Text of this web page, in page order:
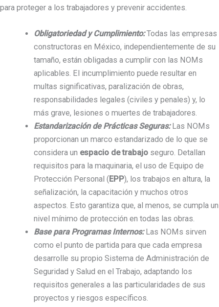
para proteger a los trabajadores y prevenir accidentes.
Obligatoriedad y Cumplimiento:Todas las empresas
constructoras en México, independientemente de su
tamaño, están obligadas a cumplir con las NOMs
aplicables. El incumplimiento puede resultar en
multas significativas, paralización de obras,
responsabilidades legales (civiles y penales) y, lo
más grave, lesiones o muertes de trabajadores.
Estandarización de Prácticas Seguras:Las NOMs
proporcionan un marco estandarizado de lo que se
considera un espacio de trabajo seguro. Detallan
requisitos para la maquinaria, el uso de Equipo de
Protección Personal ( EPP), los trabajos en altura, la
señalización, la capacitación y muchos otros
aspectos. Esto garantiza que, al menos, se cumpla un
nivel mínimo de protección en todas las obras.
Base para Programas Internos:Las NOMs sirven
como el punto de partida para que cada empresa
desarrolle su propio Sistema de Administración de
Seguridad y Salud en el Trabajo, adaptando los
requisitos generales a las particularidades de sus
proyectos y riesgos específicos.